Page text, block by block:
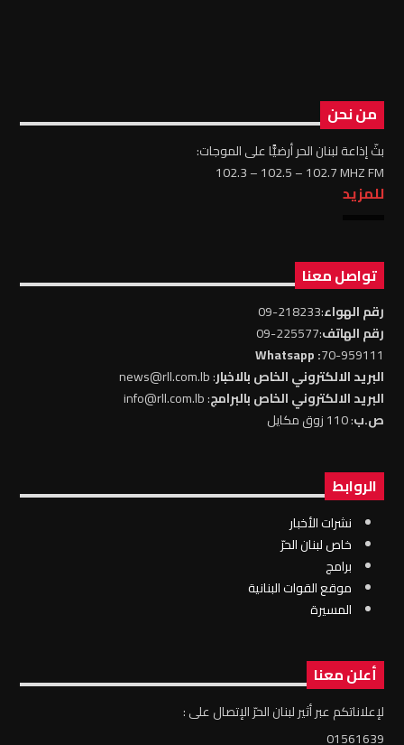
من نحن
بثّ إذاعة لبنان الحر أرضيًّا على الموجات:
102.3 – 102.5 – 102.7 MHZ FM
للمزيد
تواصل معنا
رقم الهواء:218233-09
رقم الهاتف:225577-09
70-959111
: Whatsapp
البريد الالكتروني الخاص بالاخبار: news@rll.com.lb
البريد الالكتروني الخاص بالبرامج: info@rll.com.lb
ص.ب: 110 زوق مكايل
الروابط
نشرات الأخبار
خاص لبنان الحرّ
برامج
موقع القوات البنانية
المسيرة
أعلن معنا
لإعلاناتكم عبر أثير لبنان الحرّ الإتصال على :
01561639